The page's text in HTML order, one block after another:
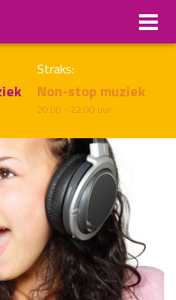
Straks:
Non-stop muziek
20.00 - 22.00 uur
x Volgend uur